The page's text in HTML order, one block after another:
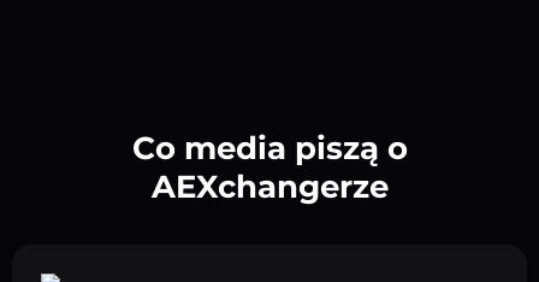
Co media piszą o
AEXchangerze